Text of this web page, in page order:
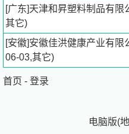
招聘专员：翟晓芸
联系电话：021-23223036
公司地址：上海市长宁区虹
[广东]天津和昇塑料制品有限
其它)
[安徽]安徽佳洪健康产业有
06-03,其它)
首页 - 登录
电脑版(